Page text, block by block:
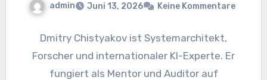
admin Juni 13, 2026 Keine Kommentare
Dmitry Chistyakov ist Systemarchitekt,
Forscher und internationaler KI-Experte. Er
fungiert als Mentor und Auditor auf